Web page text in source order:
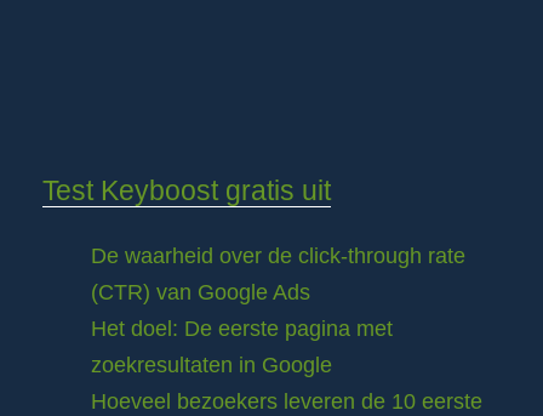
Test Keyboost gratis uit
De waarheid over de click-through rate
(CTR) van Google Ads
Het doel: De eerste pagina met
zoekresultaten in Google
Hoeveel bezoekers leveren de 10 eerste